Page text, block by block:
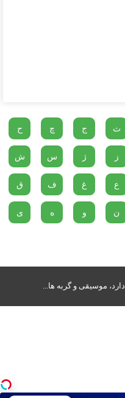
ث ج چ ح
ز ژ س ش
ع غ ف ق
ن و ه ی
موسیقی و گربه ها...